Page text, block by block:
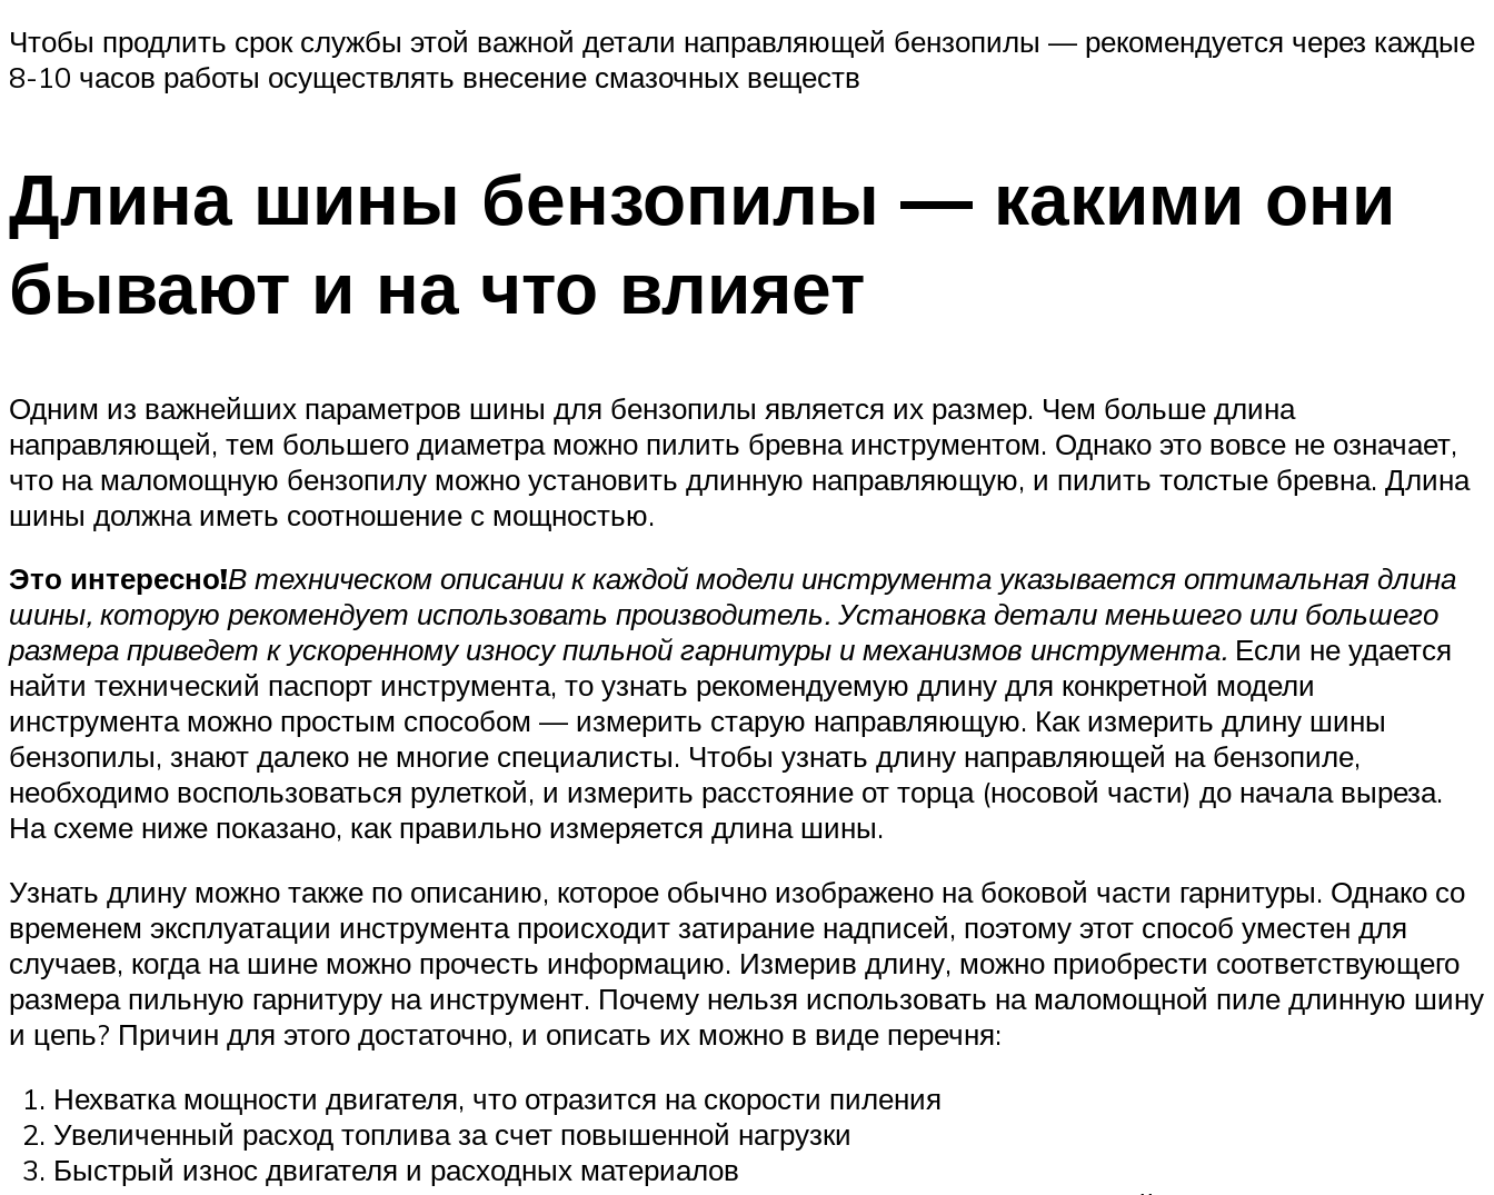
Чтобы продлить срок службы этой важной детали направляющей бензопилы — рекомендуется через каждые
8-10 часов работы осуществлять внесение смазочных веществ
Длина шины бензопилы — какими они
бывают и на что влияет
Одним из важнейших параметров шины для бензопилы является их размер. Чем больше длина
направляющей, тем большего диаметра можно пилить бревна инструментом. Однако это вовсе не означает,
что на маломощную бензопилу можно установить длинную направляющую, и пилить толстые бревна. Длина
шины должна иметь соотношение с мощностью.
Это интересно!В техническом описании к каждой модели инструмента указывается оптимальная длина
шины, которую рекомендует использовать производитель. Установка детали меньшего или большего
размера приведет к ускоренному износу пильной гарнитуры и механизмов инструмента. Если не удается
найти технический паспорт инструмента, то узнать рекомендуемую длину для конкретной модели
инструмента можно простым способом — измерить старую направляющую. Как измерить длину шины
бензопилы, знают далеко не многие специалисты. Чтобы узнать длину направляющей на бензопиле,
необходимо воспользоваться рулеткой, и измерить расстояние от торца (носовой части) до начала выреза.
На схеме ниже показано, как правильно измеряется длина шины.
Узнать длину можно также по описанию, которое обычно изображено на боковой части гарнитуры. Однако со
временем эксплуатации инструмента происходит затирание надписей, поэтому этот способ уместен для
случаев, когда на шине можно прочесть информацию. Измерив длину, можно приобрести соответствующего
размера пильную гарнитуру на инструмент. Почему нельзя использовать на маломощной пиле длинную шину
и цепь? Причин для этого достаточно, и описать их можно в виде перечня:
Нехватка мощности двигателя, что отразится на скорости пиления
Увеличенный расход топлива за счет повышенной нагрузки
Быстрый износ двигателя и расходных материалов